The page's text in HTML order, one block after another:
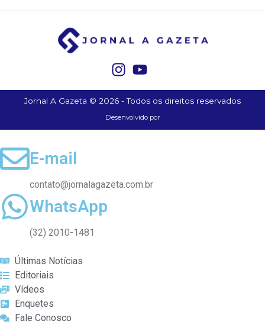
Jornal A Gazeta © 2026 - Todos os direitos reservados
Desenvolvido por
E-mail
contato@jornalagazeta.com.br
WhatsApp
(32) 2010-1481
Últimas Notícias
Editoriais
Vídeos
Enquetes
Fale Conosco